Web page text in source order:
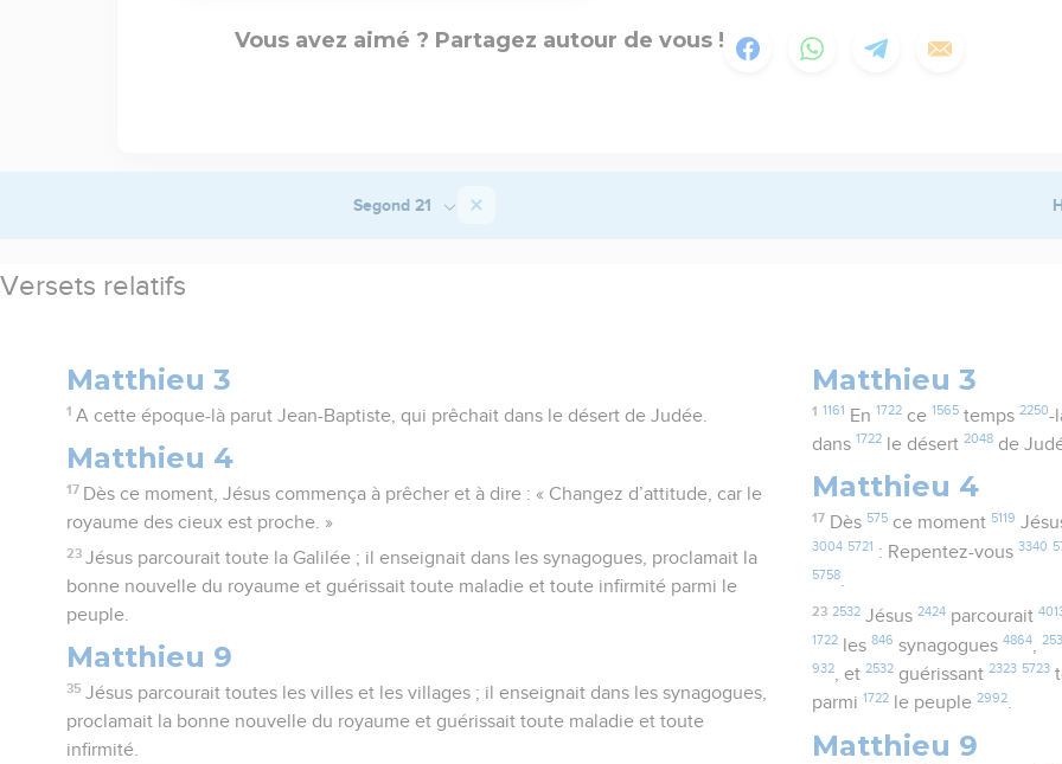
Vous avez aimé ? Partagez autour de vous !
Segond 21
Versets relatifs
Matthieu 3
1 A cette époque-là parut Jean-Baptiste, qui prêchait dans le désert de Judée.
Matthieu 4
17 Dès ce moment, Jésus commença à prêcher et à dire : « Changez d’attitude, car le
royaume des cieux est proche. »
23 Jésus parcourait toute la Galilée ; il enseignait dans les synagogues, proclamait la
bonne nouvelle du royaume et guérissait toute maladie et toute infirmité parmi le
peuple.
Matthieu 9
35 Jésus parcourait toutes les villes et les villages ; il enseignait dans les synagogues,
proclamait la bonne nouvelle du royaume et guérissait toute maladie et toute
infirmité.
Matthieu 3
1 1161 En 1722ce 1565temps 2250-
dans 1722 le désert2048 de
Matthieu 4
17 Dès 575ce moment 5119
3004 5721 : Repentez-vous3340
5758.
23 2532Jésus 2424parcourait
1722 les846 synagogues4864 ,
932, et2532 guérissant2323 5723
parmi 1722 le peuple2992.
Matthieu 9